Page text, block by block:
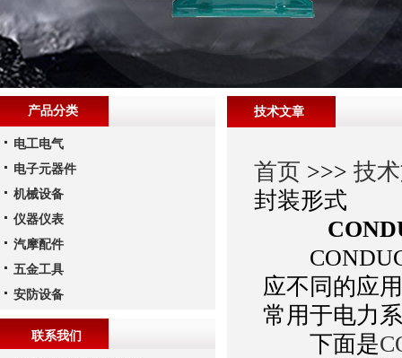
技术文章
首页 >>> 技
封装形式
应不同的应
常用于电力
下面是
产品分类
电工电气
电子元器件
机械设备
仪器仪表
汽摩配件
五金工具
安防设备
联系我们